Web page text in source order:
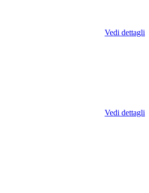
Vedi dettagli
Vedi dettagli